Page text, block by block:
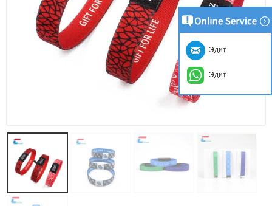
Эдит
Эдит